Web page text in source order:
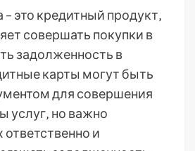
– это кредитный продукт‚
совершать покупки в
задолженность в
карты могут быть
для совершения
услуг‚ но важно
ответственно и